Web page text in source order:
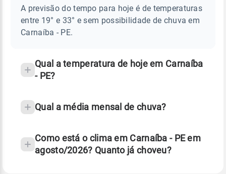
CARNAÍBA
sobre
chuva
A previsão do tempo para hoje é de temperaturas
entre 19° e 33° e sem possibilidade de chuva em
Carnaíba - PE.
Qual a temperatura de hoje em Carnaíba
- PE?
Qual a média mensal de chuva?
Como está o clima em Carnaíba - PE em
agosto/2026? Quanto já choveu?